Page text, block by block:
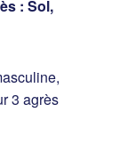
: Sol,
3 agrès